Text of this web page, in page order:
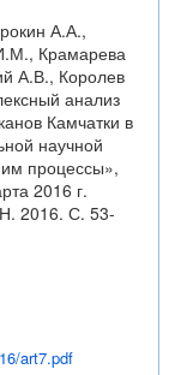
А.А.,
Крамарева
А.В., Королев
анализ
Камчатки в
научной
процессы»,
2016 г.
2016. С. 53-
art7.pdf